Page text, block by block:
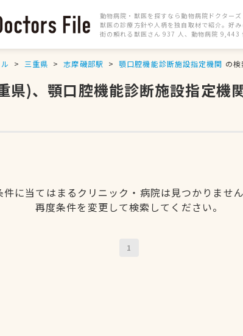
動物病院・獣医を探すなら動物病院ドクターズ
獣医の診療方針や人柄を独自取材で紹介。好み
街の頼れる獣医さん 937 人、動物病院
三重県 志摩磯部駅 顎口腔機能診断施設指定機関 の
県)、顎口腔機能診断施設指定機
件に当てはまるクリニック・病院は見つかりません
再度条件を変更して検索してください。
1